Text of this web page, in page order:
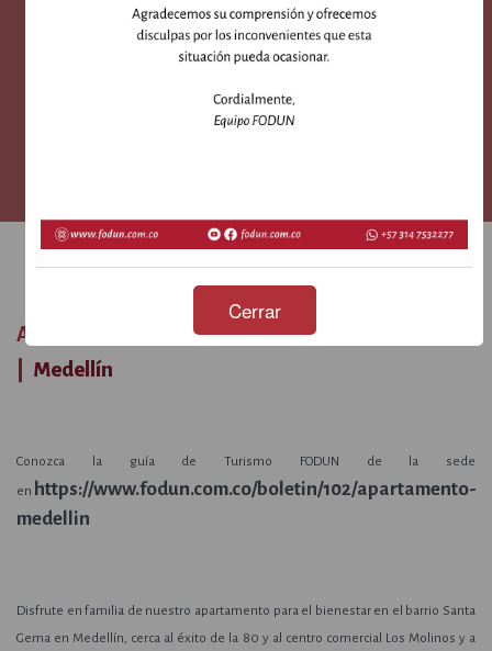
Apartamento Medellín
Apartamento ubicado en el barrio Santa Gema en la ciudad de Medellín
Apartamento Medellín
Medellín
Conozca la guía de Turismo FODUN de la sede
en https://www.fodun.com.co/boletin/102/apartamento-
medellin
Disfrute en familia de nuestro apartamento para el bienestar en el barrio Santa
Gema en Medellín, cerca al éxito de la 80 y al centro comercial Los Molinos y a
Cerrar